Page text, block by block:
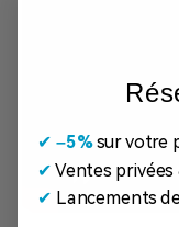
✔ ​–5%sur votre
✔ Ventes privées
✔ Lancements